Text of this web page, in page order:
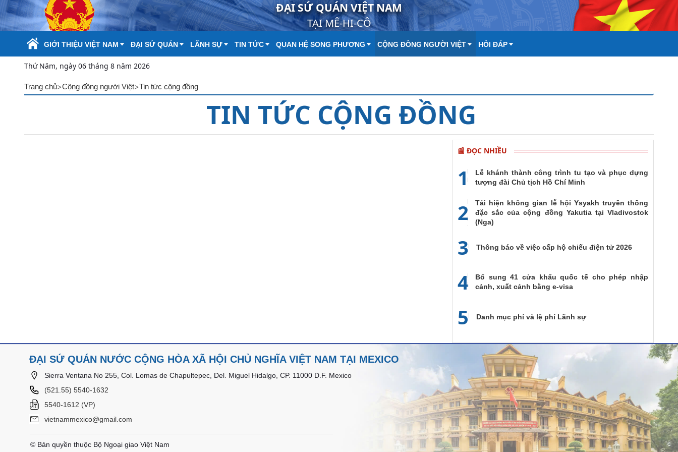
Skip to Main Content ĐẠI SỨ QUÁN VIỆT NAM
TẠI MÊ-HI-CÔ
GIỚI THIỆU VIỆT NAM ĐẠI SỨ QUÁN LÃNH SỰ TIN TỨC QUAN HỆ SONG PHƯƠNG CỘNG ĐỒNG NGƯỜI VIỆT HỎI ĐÁP
Thứ Năm, ngày 06 tháng 8 năm 2026
Trang chủ>Cộng đồng người Việt>Tin tức cộng đồng
TIN TỨC CỘNG ĐỒNG
📰 ĐỌC NHIỀU
1
Lễ khánh thành công trình tu tạo và phục dựng
tượng đài Chủ tịch Hồ Chí Minh
2
Tái hiện không gian lễ hội Ysyakh truyền thống
đặc sắc của cộng đồng Yakutia tại Vladivostok
(Nga)
3 Thông báo về việc cấp hộ chiếu điện tử 2026
4
Bổ sung 41 cửa khẩu quốc tế cho phép nhập
cảnh, xuất cảnh bằng e-visa
5 Danh mục phí và lệ phí Lãnh sự
ĐẠI SỨ QUÁN NƯỚC CỘNG HÒA XÃ HỘI CHỦ NGHĨA VIỆT NAM TẠI MEXICO
Sierra Ventana No 255, Col. Lomas de Chapultepec, Del. Miguel Hidalgo, CP. 11000 D.F. Mexico
(521.55) 5540-1632
5540-1612 (VP)
vietnammexico@gmail.com
© Bản quyền thuộc Bộ Ngoại giao Việt Nam